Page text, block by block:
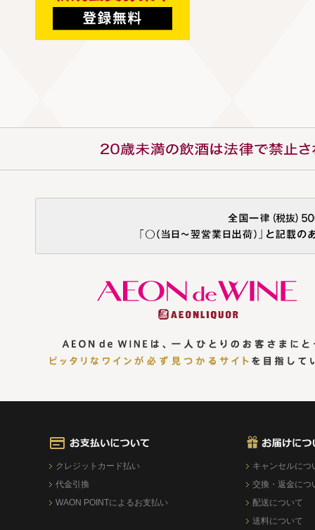
クレジットカード払い
代金引換
WAON POINTによるお支払い
キャンセルにつ
交換・返金につ
配送について
送料について